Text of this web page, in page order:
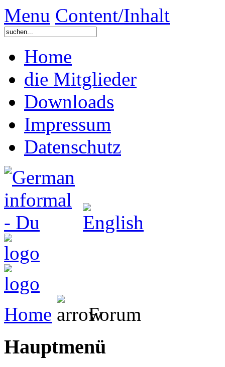
Menu Content/Inhalt
Home
die Mitglieder
Downloads
Impressum
Datenschutz
Home Forum
Hauptmenü